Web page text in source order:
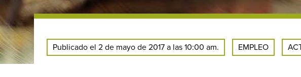
Publicado el 2 de mayo de 2017 a las 10:00 am. EMPLEO